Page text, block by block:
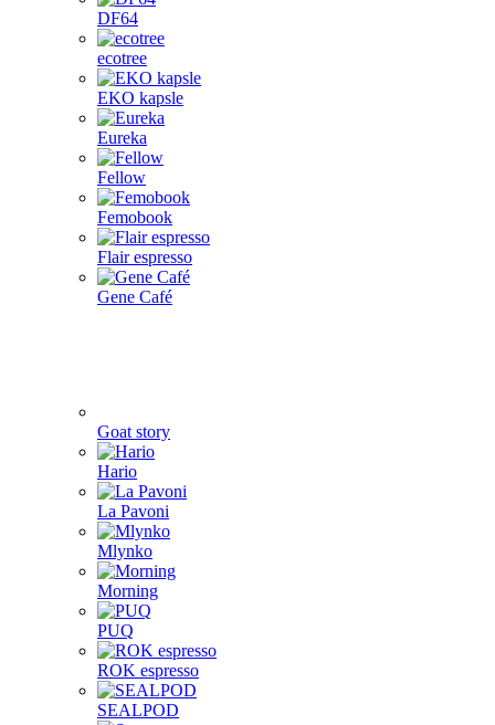
DF64
ecotree
EKO kapsle
Eureka
Fellow
Femobook
Flair espresso
Gene Café
Goat story
Hario
La Pavoni
Mlynko
Morning
PUQ
ROK espresso
SEALPOD